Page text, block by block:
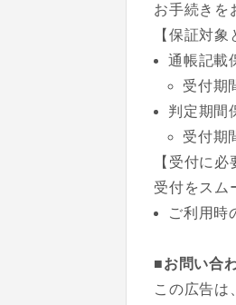
お手続きを
【保証対
通帳記載
受付期
判定期間
受付期
【受付に
受付をスム
ご利用時
■お問い合
この広告は